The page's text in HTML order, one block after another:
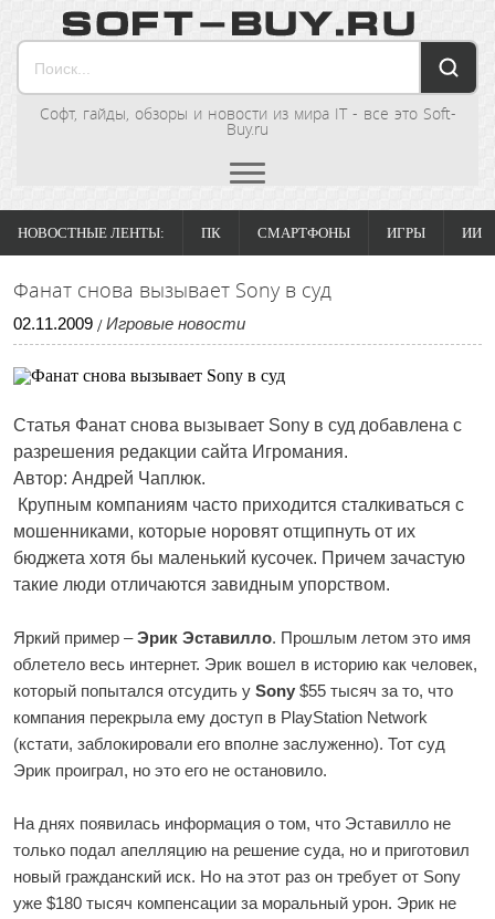
Софт, гайды, обзоры и новости из мира IT - все это Soft-
Buy.ru
НОВОСТНЫЕ ЛЕНТЫ: ПК СМАРТФОНЫ ИГРЫ ИИ
Фанат снова вызывает Sony в суд
02.11.2009 / Игровые новости
Статья Фанат снова вызывает Sony в суд добавлена с
разрешения редакции сайта Игромания.
Автор: Андрей Чаплюк.
Крупным компаниям часто приходится сталкиваться с
мошенниками, которые норовят отщипнуть от их
бюджета хотя бы маленький кусочек. Причем зачастую
такие люди отличаются завидным упорством.
Яркий пример –Эрик Эставилло. Прошлым летом это имя
облетело весь интернет. Эрик вошел в историю как человек,
который попытался отсудить у Sony $55 тысяч за то, что
компания перекрыла ему доступ в PlayStation Network
(кстати, заблокировали его вполне заслуженно). Тот суд
Эрик проиграл, но это его не остановило.
На днях появилась информация о том, что Эставилло не
только подал апелляцию на решение суда, но и приготовил
новый гражданский иск. Но на этот раз он требует от Sony
уже $180 тысяч компенсации за моральный урон. Эрик не